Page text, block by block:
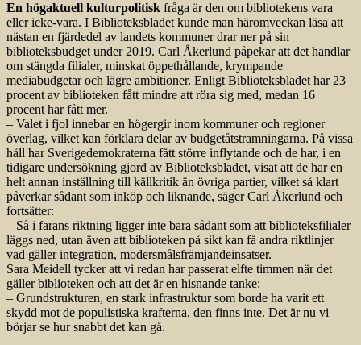
En högaktuell kulturpolitisk fråga är den om bibliotekens vara
eller icke-vara. I Biblioteksbladet kunde man härom­veckan läsa att
nästan en fjärdedel av landets kommuner drar ner på sin
biblioteksbudget under 2019. Carl Åkerlund påpekar att det handlar
om stängda filialer, minskat öppethållande, krympande
mediabudgetar och lägre ambitioner. Enligt Biblioteksbladet har 23
procent av biblioteken fått mindre att röra sig med, medan 16
procent har fått mer.
– Valet i fjol innebar en högergir inom kommuner och regioner
överlag, vilket kan förklara delar av budgetåtstramningarna. På vissa
håll har Sverigedemokraterna fått större inflytande och de har, i en
tidigare undersökning gjord av Biblioteksbladet, visat att de har en
helt annan inställning till källkritik än övriga partier, vilket så klart
påverkar sådant som inköp och liknande, säger Carl Åkerlund och
fortsätter:
– Så i farans riktning ligger inte bara sådant som att biblioteksfilialer
läggs ned, utan även att biblioteken på sikt kan få andra riktlinjer
vad gäller integration, modersmålsfrämjandeinsatser.
Sara Meidell tycker att vi redan har passerat elfte timmen när det
gäller biblioteken och att det är en hisnande tanke:
– Grundstrukturen, en stark infrastruktur som borde ha varit ett
skydd mot de populistiska krafterna, den finns inte. Det är nu vi
börjar se hur snabbt det kan gå.